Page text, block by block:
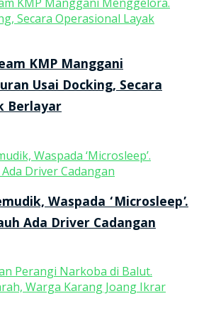
KMP Manggani
Usai Docking, Secara
Berlayar
Waspada ‘Microsleep’.
Ada Driver Cadangan